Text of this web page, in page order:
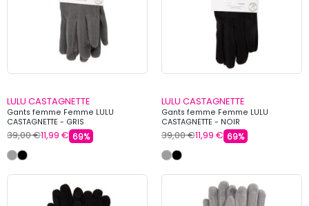
LULU CASTAGNETTE
Gants femme Femme LULU
CASTAGNETTE - GRIS
39,00 €11,99 € 69%
LULU CASTAGNETTE
Gants femme Femme LULU
CASTAGNETTE - NOIR
39,00 €11,99 € 69%